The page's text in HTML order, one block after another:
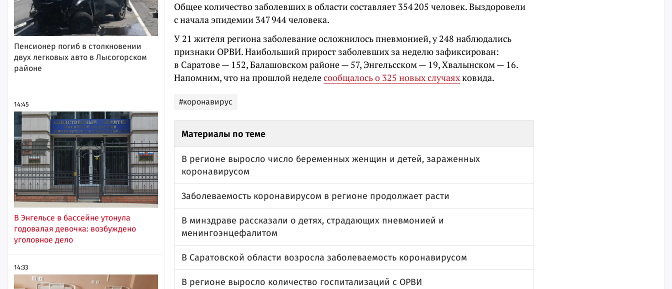
Пенсионер погиб в столкновении
двух легковых авто в Лысогорском
районе
14:45
В Энгельсе в бассейне утонула
годовалая девочка: возбуждено
уголовное дело
14:33
Общее количество заболевших в области составляет 354 205 человек. Выздоровели
с начала эпидемии 347 944 человека.
У 21 жителя региона заболевание осложнилось пневмонией, у 248 наблюдались
признаки ОРВИ. Наибольший прирост заболевших за неделю зафиксирован:
в Саратове — 152, Балашовском районе — 57, Энгельсском — 19, Хвалынском — 16.
Напомним, что на прошлой неделесообщалось о 325 новых случаяхковида.
#коронавирус
Материалы по теме
В регионе выросло число беременных женщин и детей, зараженных
коронавирусом
Заболеваемость коронавирусом в регионе продолжает расти
В минздраве рассказали о детях, страдающих пневмонией и
менингоэнцефалитом
В Саратовской области возросла заболеваемость коронавирусом
В регионе выросло количество госпитализаций с ОРВИ